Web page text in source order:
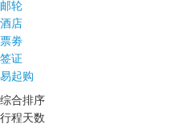
邮轮
酒店
票劵
签证
易起购
综合排序
行程天数